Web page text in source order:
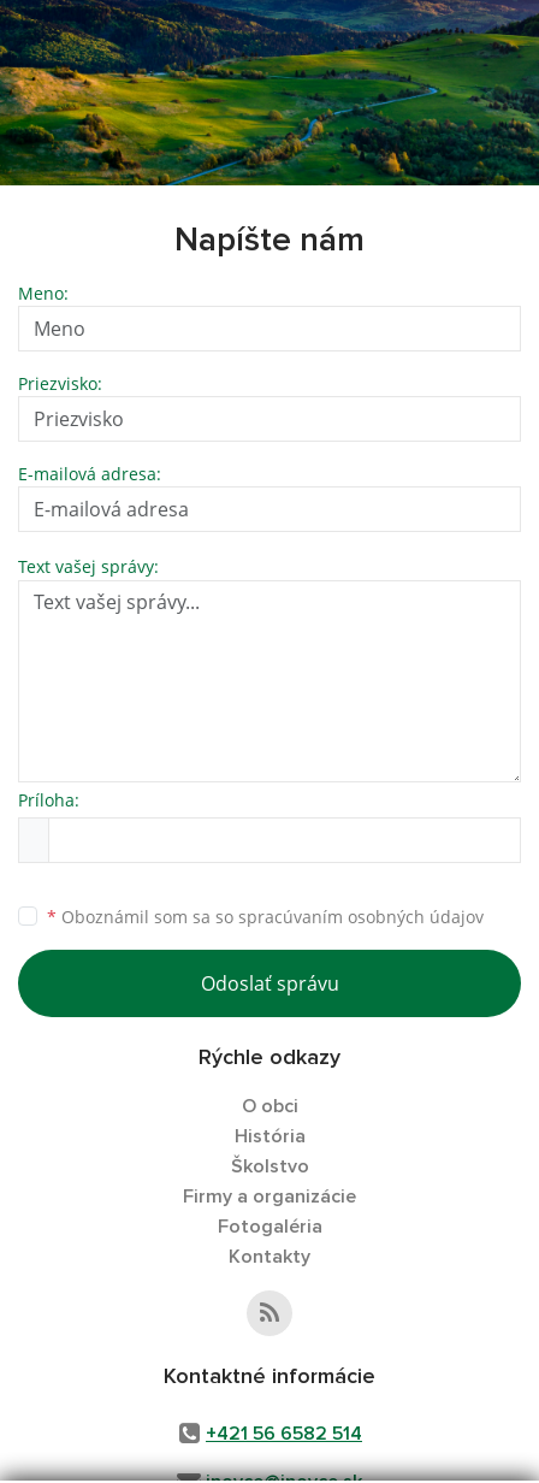
Napíšte nám
Meno:
Priezvisko:
E-mailová adresa:
Text vašej správy:
Príloha:
* Oboznámil som sa so spracúvaním osobných údajov
Odoslať správu
Rýchle odkazy
O obci
História
Školstvo
Firmy a organizácie
Fotogaléria
Kontakty
Kontaktné informácie
+421 56 6582 514